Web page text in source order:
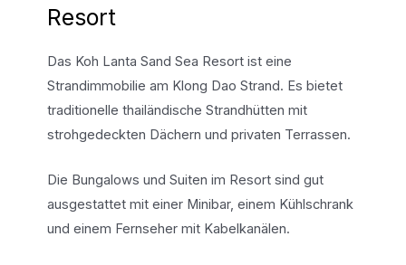
Resort
Das Koh Lanta Sand Sea Resort ist eine
Strandimmobilie am Klong Dao Strand. Es bietet
traditionelle thailändische Strandhütten mit
strohgedeckten Dächern und privaten Terrassen.
Die Bungalows und Suiten im Resort sind gut
ausgestattet mit einer Minibar, einem Kühlschrank
und einem Fernseher mit Kabelkanälen.